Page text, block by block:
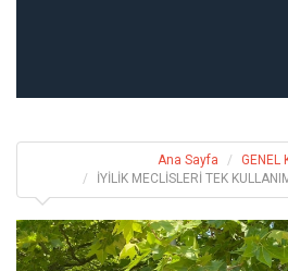
Ana Sayfa
GENEL
İYİLİK MECLİSLERİ TEK